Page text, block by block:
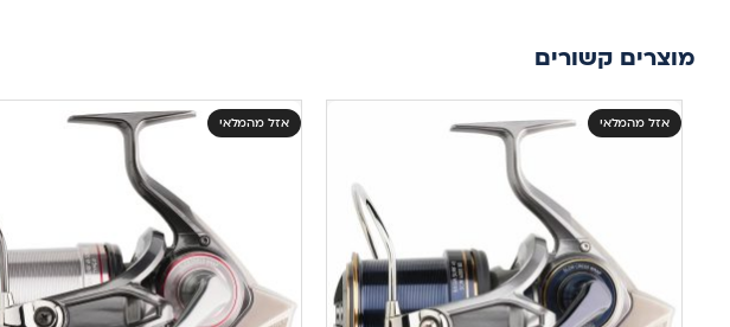
מוצרים קשורים
אזל מהמלאי אזל מהמלאי